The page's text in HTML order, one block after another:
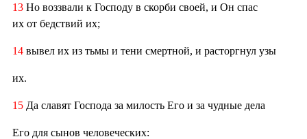
13 Но воззвали к Господу в скорби своей, и Он спас
их от бедствий их;
14 вывел их из тьмы и тени смертной, и расторгнул узы
их.
15 Да славят Господа за милость Его и за чудные дела
Его для сынов человеческих: